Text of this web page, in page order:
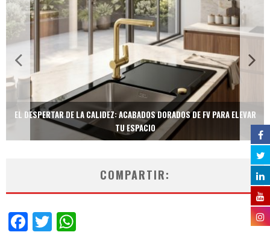
EL DESPERTAR DE LA CALIDEZ: ACABADOS DORADOS DE FV PARA ELEVAR
TU ESPACIO
COMPARTIR:
Facebook
Twitter